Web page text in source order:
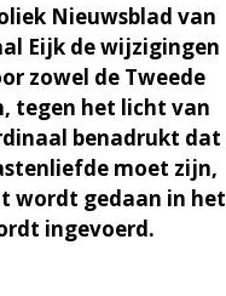
Nieuwsblad van
Eijk de wijzigingen
zowel de Tweede
tegen het licht van
benadrukt dat
moet zijn,
wordt gedaan in het
ingevoerd.